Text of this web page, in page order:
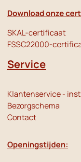
Download onze
SKAL-certificaat
FSSC22000-
Service
Klantenservice -
Bezorgschema
Contact
Openingstijden: